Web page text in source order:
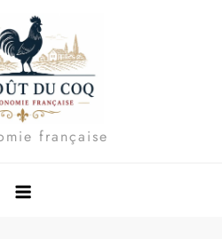
française